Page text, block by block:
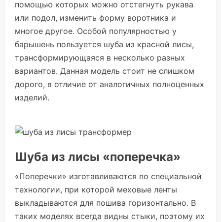
помощью которых можно отстегнуть рукава
или подол, изменить форму воротника и
многое другое. Особой популярностью у
барышень пользуется шуба из красной лисы,
трансформирующаяся в несколько разных
вариантов. Данная модель стоит не слишком
дорого, в отличие от аналогичных полноценных
изделий.
Шуба из лисы «поперечка»
«Поперечки» изготавливаются по специальной
технологии, при которой меховые ленты
выкладываются для пошива горизонтально. В
таких моделях всегда видны стыки, поэтому их